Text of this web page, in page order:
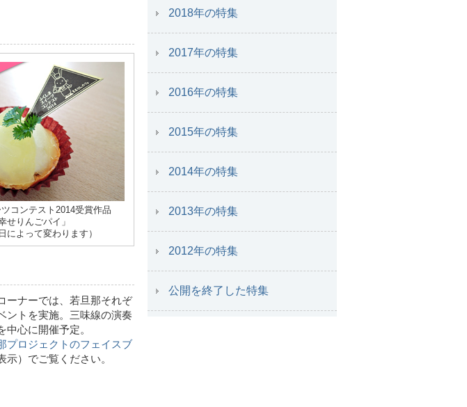
ツコンテスト2014受賞作品
せりんごパイ」
によって変わります）
ーナーでは、若旦那それぞ
ントを実施。三味線の演奏
中心に開催予定。
プロジェクトのフェイスブ
示）でご覧ください。
2018年の特集
2017年の特集
2016年の特集
2015年の特集
2014年の特集
2013年の特集
2012年の特集
公開を終了した特集